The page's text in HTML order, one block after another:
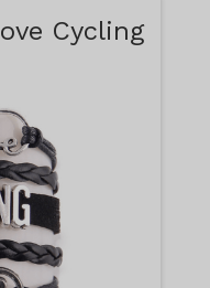
Cycling